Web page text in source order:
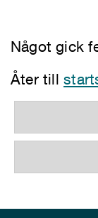
Något gick
Åter till